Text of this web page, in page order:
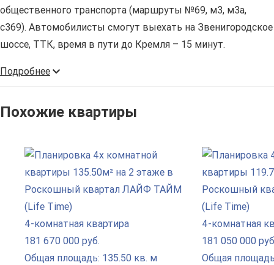
общественного транспорта (маршруты №69, м3, м3а,
с369). Автомобилисты смогут выехать на Звенигородское
шоссе, ТТК, время в пути до Кремля – 15 минут.
Подробнее
Похожие квартиры
4-комнатная квартира
181 670 000 руб.
Общая площадь: 135.50 кв. м
4-комнатная
181 050 000
Общая